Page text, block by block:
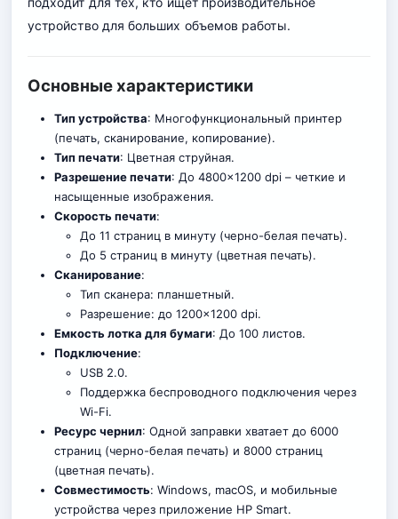
устройство для больших объемов работы.
Основные характеристики
Тип устройства: Многофункциональный принтер
(печать, сканирование, копирование).
Тип печати: Цветная струйная.
Разрешение печати: До 4800×1200 dpi – четкие и
насыщенные изображения.
Скорость печати:
До 11 страниц в минуту (черно-белая печать).
До 5 страниц в минуту (цветная печать).
Сканирование:
Тип сканера: планшетный.
Разрешение: до 1200×1200 dpi.
Емкость лотка для бумаги: До 100 листов.
Подключение:
USB 2.0.
Поддержка беспроводного подключения через
Wi-Fi.
Ресурс чернил: Одной заправки хватает до 6000
страниц (черно-белая печать) и 8000 страниц
(цветная печать).
Совместимость: Windows, macOS, и мобильные
устройства через приложение HP Smart.